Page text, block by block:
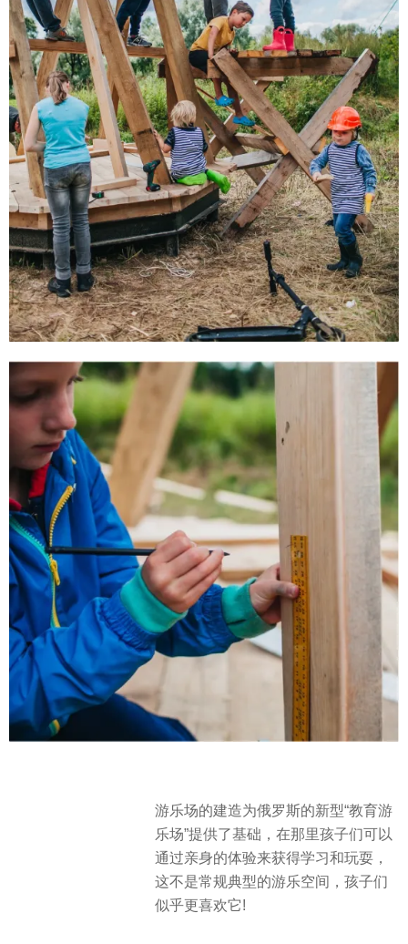
游乐场的建造为俄罗斯的新型“教育游
乐场”提供了基础，在那里孩子们可以
通过亲身的体验来获得学习和玩耍，
这不是常规典型的游乐空间，孩子们
似乎更喜欢它!